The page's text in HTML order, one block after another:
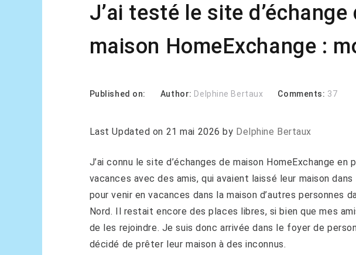
J’ai testé le site d’échange
maison HomeExchange :
Published on: Author: Delphine Bertaux Comments: 37
Last Updated on 21 mai 2026 by Delphine Bertaux
J’ai connu le site d’échanges de maison HomeExchange en
vacances avec des amis, qui avaient laissé leur maison dans
pour venir en vacances dans la maison d’autres personnes
Nord. Il restait encore des places libres, si bien que mes
de les rejoindre. Je suis donc arrivée dans le foyer de
décidé de prêter leur maison à des inconnus.